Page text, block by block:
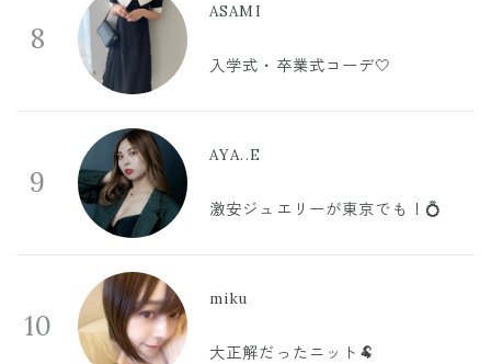
8
ASAMI
入学式・卒業式コーデ🤍
9
AYA..E
激安ジュエリーが東京でも！💍
10
miku
大正解だったニット🐏